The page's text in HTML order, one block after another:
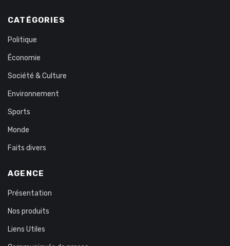
CATÉGORIES
Politique
Économie
Société & Culture
Environnement
Sports
Monde
Faits divers
AGENCE
Présentation
Nos produits
Liens Utiles